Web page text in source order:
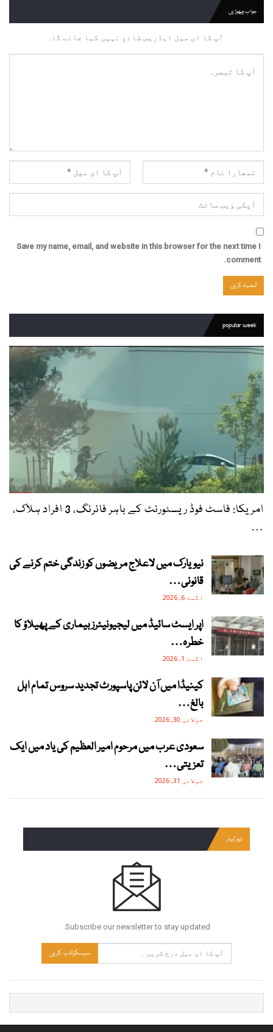
جواب چھوڑیں
آپ کا ای میل ایڈریس شائع نہیں کیا جائے گا.
Save my name, email, and website in this browser for the next time I
comment.
popular week
امریکا: فاسٹ فوڈ ریسٹورنٹ کے باہر فائرنگ، 3 افراد ہلاک،
…
نیویارک میں لاعلاج مریضوں کو زندگی ختم کرنے کی
قانونی…
اگست 6, 2026
اپر ایسٹ سائیڈ میں لیجیونیئرز بیماری کے پھیلاؤ کا
خطرہ…
اگست 1, 2026
کینیڈا میں آن لائن پاسپورٹ تجدید سروس تمام اہل
بالغ…
جولائی 30, 2026
سعودی عرب میں مرحوم امیر العظیم کی یاد میں ایک
تعزیتی…
جولائی 31, 2026
نیوز لیٹر
Subscribe our newsletter to stay updated.
سبسکرائب کریں